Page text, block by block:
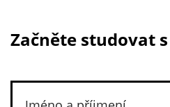
Začněte studovat